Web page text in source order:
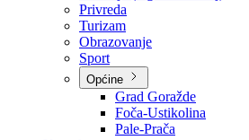
O kantonu
Simboli kantona (Grb, zastava)
Historija (digitalni muzej)
Privreda
Turizam
Obrazovanje
Općine